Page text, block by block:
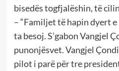
bisedës togfjalëshin, të
– “Familjet të hapin dyert
ta besoj. S’gabon Vangjel
punonjësvet. Vangjel
pilot i parë për tre